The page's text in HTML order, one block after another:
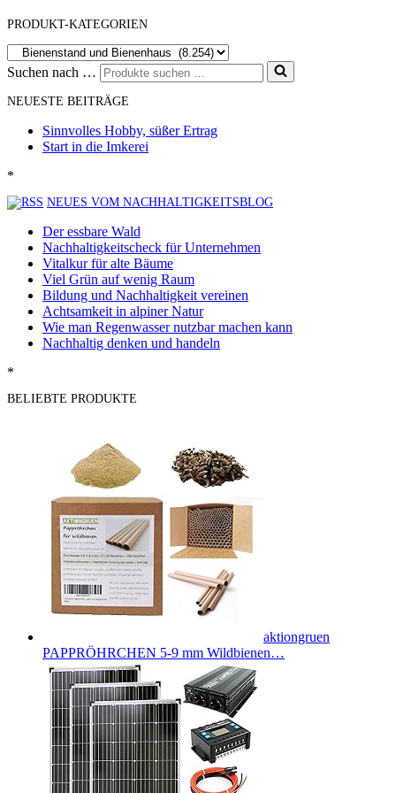
PRODUKT-KATEGORIEN
Suchen nach …
NEUESTE BEITRÄGE
Sinnvolles Hobby, süßer Ertrag
Start in die Imkerei
*
NEUES VOM NACHHALTIGKEITSBLOG
Der essbare Wald
Nachhaltigkeitscheck für Unternehmen
Vitalkur für alte Bäume
Viel Grün auf wenig Raum
Bildung und Nachhaltigkeit vereinen
Achtsamkeit in alpiner Natur
Wie man Regenwasser nutzbar machen kann
Nachhaltig denken und handeln
*
BELIEBTE PRODUKTE
aktiongruen
PAPPRÖHRCHEN 5-9 mm Wildbienen…